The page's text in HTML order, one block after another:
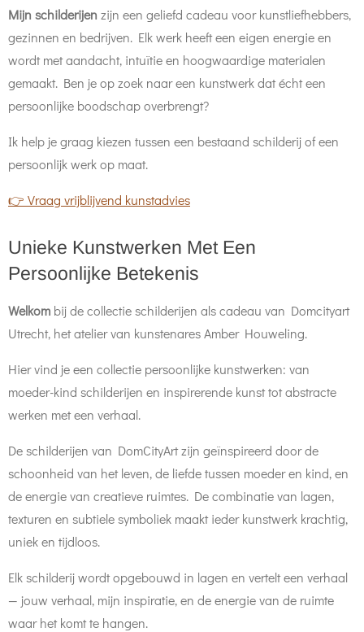
Mijn schilderijen zijn een geliefd cadeau voor kunstliefhebbers,
gezinnen en bedrijven. Elk werk heeft een eigen energie en
wordt met aandacht, intuïtie en hoogwaardige materialen
gemaakt. Ben je op zoek naar een kunstwerk dat écht een
persoonlijke boodschap overbrengt?
Ik help je graag kiezen tussen een bestaand schilderij of een
persoonlijk werk op maat.
👉 Vraag vrijblijvend kunstadvies
Unieke Kunstwerken Met Een
Persoonlijke Betekenis
Welkom bij de collectie schilderijen als cadeau van Domcityart
Utrecht, het atelier van kunstenares Amber Houweling.
Hier vind je een collectie persoonlijke kunstwerken: van
moeder-kind schilderijen en inspirerende kunst tot abstracte
werken met een verhaal.
De schilderijen van DomCityArt zijn geïnspireerd door de
schoonheid van het leven, de liefde tussen moeder en kind, en
de energie van creatieve ruimtes. De combinatie van lagen,
texturen en subtiele symboliek maakt ieder kunstwerk krachtig,
uniek en tijdloos.
Elk schilderij wordt opgebouwd in lagen en vertelt een verhaal
— jouw verhaal, mijn inspiratie, en de energie van de ruimte
waar het komt te hangen.